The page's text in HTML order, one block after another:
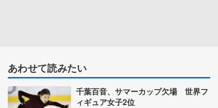
あわせて読みたい
千葉百音、サマーカップ欠場 世界フ
ィギュア女子2位